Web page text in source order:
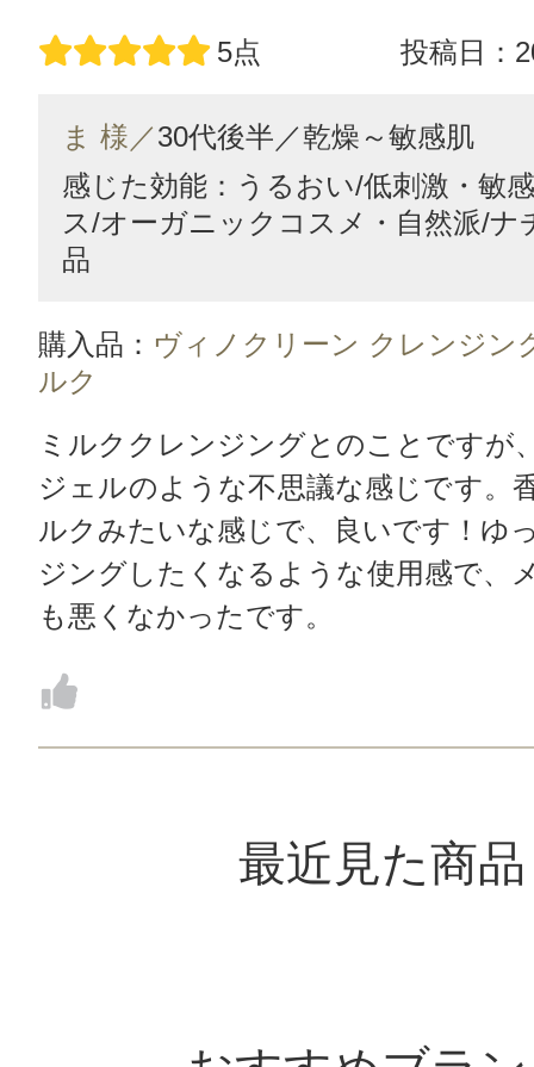
5点 投稿日：
ま 様／30代後半／乾燥～敏感肌
感じた効能：うるおい/低刺激・敏
ス/オーガニックコスメ・自然派/ナ
品
購入品： ヴィノクリーン クレンジン
ルク
ミルククレンジングとのことですが
ジェルのような不思議な感じです。
ルクみたいな感じで、良いです！ゆ
ジングしたくなるような使用感で、
も悪くなかったです。
最近見た商品